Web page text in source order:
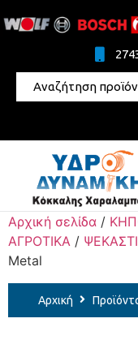
Αρχική σελίδα /
ΑΓΡΟΤΙΚΑ /
Metal
Αρχική